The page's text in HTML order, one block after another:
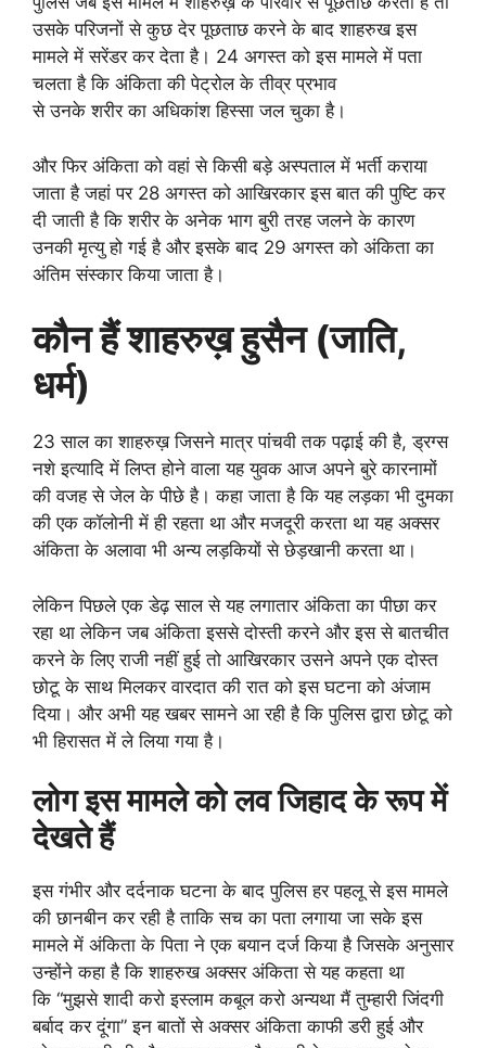
उसके परिजनों से कुछ देर पूछताछ करने के बाद शाहरुख इस
मामले में सरेंडर कर देता है। 24 अगस्त को इस मामले में पता
चलता है कि अंकिता की पेट्रोल के तीव्र प्रभाव
से उनके शरीर का अधिकांश हिस्सा जल चुका है।
और फिर अंकिता को वहां से किसी बड़े अस्पताल में भर्ती कराया
जाता है जहां पर 28 अगस्त को आखिरकार इस बात की पुष्टि कर
दी जाती है कि शरीर के अनेक भाग बुरी तरह जलने के कारण
उनकी मृत्यु हो गई है और इसके बाद 29 अगस्त को अंकिता का
अंतिम संस्कार किया जाता है।
कौन हैं शाहरुख़ हुसैन (जाति,
धर्म)
23 साल का शाहरुख़ जिसने मात्र पांचवी तक पढ़ाई की है, ड्रग्स
नशे इत्यादि में लिप्त होने वाला यह युवक आज अपने बुरे कारनामों
की वजह से जेल के पीछे है। कहा जाता है कि यह लड़का भी दुमका
की एक कॉलोनी में ही रहता था और मजदूरी करता था यह अक्सर
अंकिता के अलावा भी अन्य लड़कियों से छेड़खानी करता था।
लेकिन पिछले एक डेढ़ साल से यह लगातार अंकिता का पीछा कर
रहा था लेकिन जब अंकिता इससे दोस्ती करने और इस से बातचीत
करने के लिए राजी नहीं हुई तो आखिरकार उसने अपने एक दोस्त
छोटू के साथ मिलकर वारदात की रात को इस घटना को अंजाम
दिया। और अभी यह खबर सामने आ रही है कि पुलिस द्वारा छोटू को
भी हिरासत में ले लिया गया है।
लोग इस मामले को लव जिहादके रूप में
देखते हैं
इस गंभीर और दर्दनाक घटना के बाद पुलिस हर पहलू से इस मामले
की छानबीन कर रही है ताकि सच का पता लगाया जा सके इस
मामले में अंकिता के पिता ने एक बयान दर्ज किया है जिसके अनुसार
उन्होंने कहा है कि शाहरुख अक्सर अंकिता से यह कहता था
कि “मुझसे शादी करो इस्लाम कबूल करो अन्यथा मैं तुम्हारी जिंदगी
बर्बाद कर दूंगा” इन बातों से अक्सर अंकिता काफी डरी हुई और